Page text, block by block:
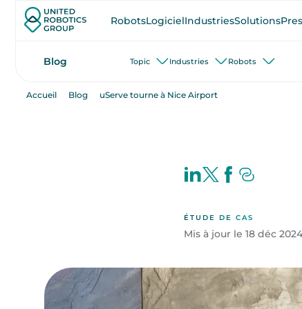
RobotsLogicielIndustriesSolutions
Blog Topic Industries Robots
Accueil Blog uServe tourne à Nice Airport
ÉTUDE DE CAS
Mis à jour le 18 déc 2024